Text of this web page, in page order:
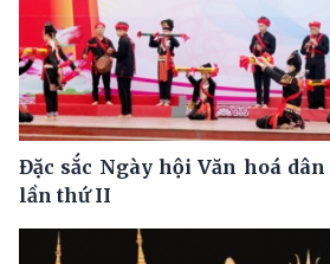
Đặc sắc Ngày hội Văn hoá
lần thứ II